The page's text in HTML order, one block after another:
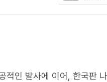
인 발사에 이어, 한국판